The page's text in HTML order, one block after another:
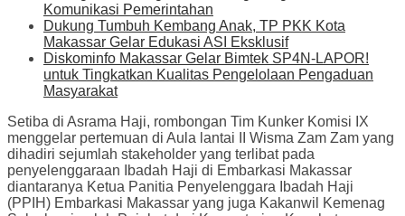
Komunikasi Pemerintahan
Dukung Tumbuh Kembang Anak, TP PKK Kota
Makassar Gelar Edukasi ASI Eksklusif
Diskominfo Makassar Gelar Bimtek SP4N-LAPOR!
untuk Tingkatkan Kualitas Pengelolaan Pengaduan
Masyarakat
Setiba di Asrama Haji, rombongan Tim Kunker Komisi IX
menggelar pertemuan di Aula lantai II Wisma Zam Zam yang
dihadiri sejumlah stakeholder yang terlibat pada
penyelenggaraan Ibadah Haji di Embarkasi Makassar
diantaranya Ketua Panitia Penyelenggara Ibadah Haji
(PPIH) Embarkasi Makassar yang juga Kakanwil Kemenag